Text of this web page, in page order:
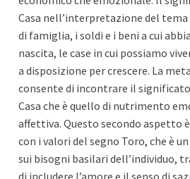
Casa nell’interpretazione del
di famiglia, i soldi e i beni a cui
nascita, le case in cui possiamo
a disposizione per crescere. La
consente di incontrare il
Casa che è quello di nutrimento
affettiva. Questo secondo aspetto
con i valori del segno Toro, che è
sui bisogni basilari dell’individuo,
di includere l’amore e il senso di